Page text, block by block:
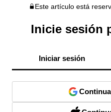
Este artículo está
Inicie sesión
Iniciar sesión